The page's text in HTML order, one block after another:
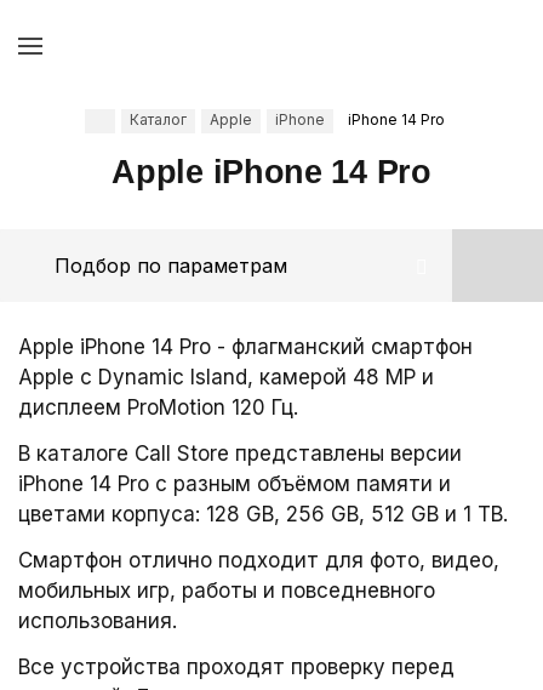
Каталог Apple iPhone iPhone 14 Pro
Apple iPhone 14 Pro
Подбор по параметрам
Apple iPhone 14 Pro - флагманский смартфон
Apple с Dynamic Island, камерой 48 MP и
дисплеем ProMotion 120 Гц.
В каталоге Call Store представлены версии
iPhone 14 Pro с разным объёмом памяти и
цветами корпуса: 128 GB, 256 GB, 512 GB и 1 TB.
Смартфон отлично подходит для фото, видео,
мобильных игр, работы и повседневного
использования.
Все устройства проходят проверку перед